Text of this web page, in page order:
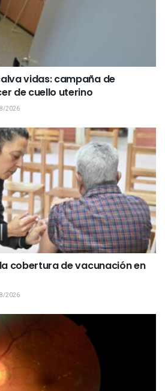
vidas: campaña de
de cuello uterino
2026
cobertura de vacunación en
2026